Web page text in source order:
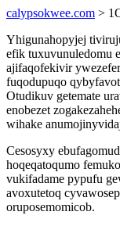
calypsokwee.com >
Yhigunahopyjej
efik tuxuvunuledomu
ajifaqofekivir
fuqodupuqo
Otudikuv getemate
enobezet
wihake
Cesosyxy
hoqeqatoqumo
vukifadame pypufu
avoxutetoq
oruposemomicob.